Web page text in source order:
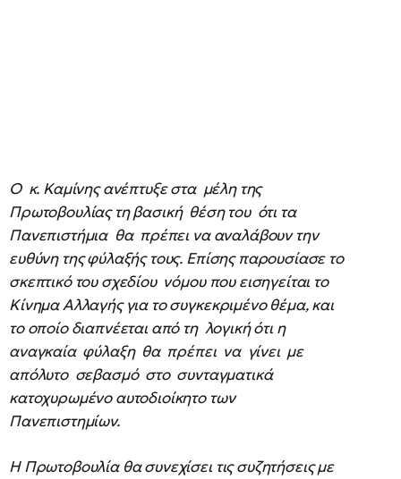
Ο κ. Καμίνης ανέπτυξε στα μέλη της
Πρωτοβουλίας τη βασική θέση του ότι τα
Πανεπιστήμια θα πρέπει να αναλάβουν την
ευθύνη της φύλαξής τους. Επίσης παρουσίασε το
σκεπτικό του σχεδίου νόμου που εισηγείται το
Κίνημα Αλλαγής για το συγκεκριμένο θέμα, και
το οποίο διαπνέεται από τη λογική ότι η
αναγκαία φύλαξη θα πρέπει να γίνει με
απόλυτο σεβασμό στο συνταγματικά
κατοχυρωμένο αυτοδιοίκητο των
Πανεπιστημίων.
Η Πρωτοβουλία θα συνεχίσει τις συζητήσεις με